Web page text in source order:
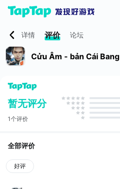
详情 评价 论坛
Cửu Âm - bản Cái Bang
暂无评分
1个评价
全部评价
好评